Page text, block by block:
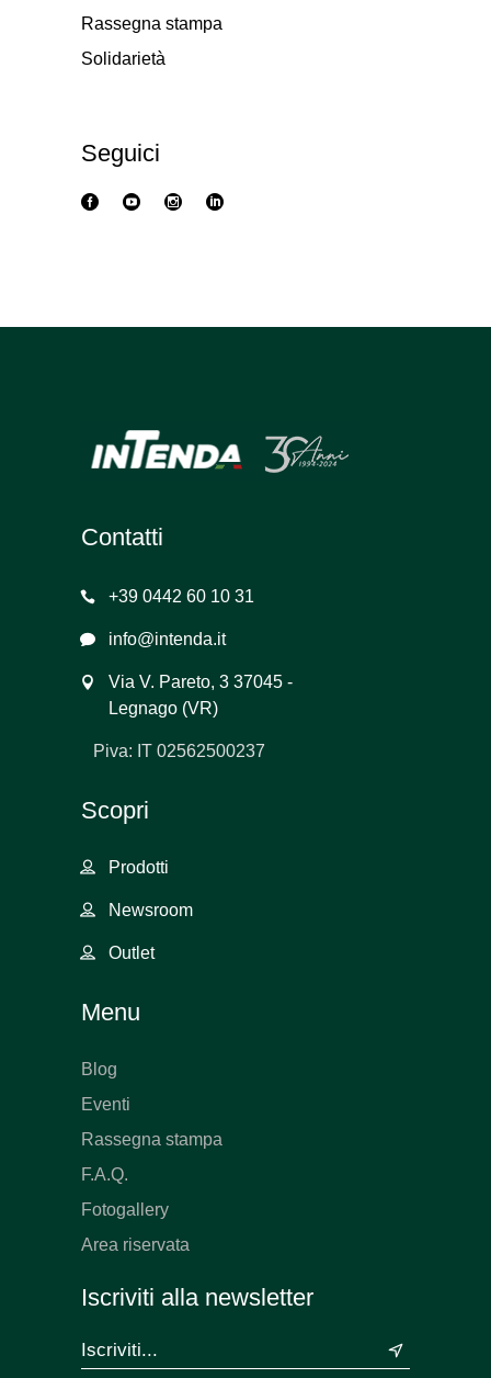
Rassegna stampa
Solidarietà
Seguici
Contatti
+39 0442 60 10 31
info@intenda.it
Via V. Pareto, 3 37045 -
Legnago (VR)
Piva: IT 02562500237
Scopri
Prodotti
Newsroom
Outlet
Menu
Blog
Eventi
Rassegna stampa
F.A.Q.
Fotogallery
Area riservata
Iscriviti alla newsletter
&